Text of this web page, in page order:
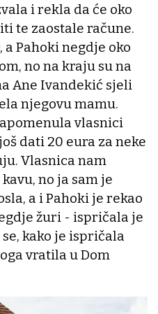
i rekla da će oko
te zaostale račune.
a Pahoki negdje oko
no na kraju su na
Ane Ivandekić sjeli
njegovu mamu.
vlasnici
dati 20 eura za neke
Vlasnica nam
no ja sam je
a i Pahoki je rekao
žuri - ispričala je
kako je ispričala
vratila u Dom